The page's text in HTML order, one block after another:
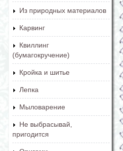
Из природных материалов
Карвинг
Квиллинг
(бумагокручение)
Кройка и шитье
Лепка
Мыловарение
Не выбрасывай,
пригодится